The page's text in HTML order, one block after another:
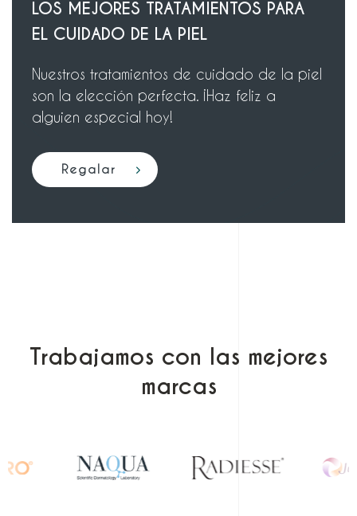
LOS MEJORES TRATAMIENTOS PARA
EL CUIDADO DE LA PIEL
Nuestros tratamientos de cuidado de la piel
son la elección perfecta. ¡Haz feliz a
alguien especial hoy!
Regalar
Trabajamos con las mejores
marcas